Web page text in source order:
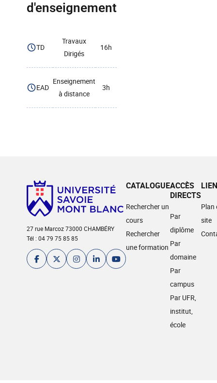
d'enseignement
TD
Travaux
Dirigés
16h
EAD
Enseignement
à distance
3h
27 rue Marcoz 73000 CHAMBÉRY
Tél : 04 79 75 85 85
CATALOGUE
Rechercher un
cours
Rechercher
une formation
ACCÈS
DIRECTS
Par
diplôme
Par
domaine
Par
campus
Par UFR,
institut,
école
Plan
site